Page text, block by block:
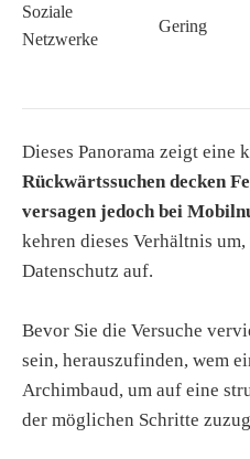
Soziale
Netzwerke
Gering
Dieses Panorama zeigt eine
Rückwärtssuchen decken
versagen jedoch bei
kehren dieses Verhältnis
Datenschutz auf.
Bevor Sie die Versuche
sein, herauszufinden, wem
Archimbaud, um auf eine
der möglichen Schritte